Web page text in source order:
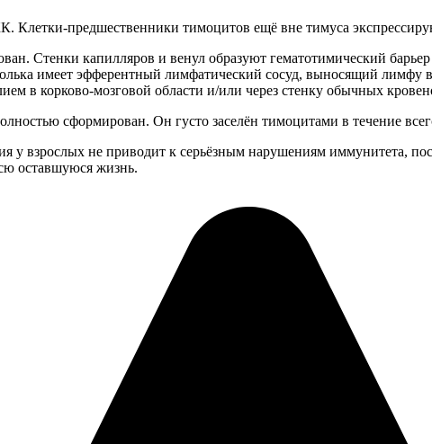
Клетки-предшественники тимоцитов ещё вне тимуса
Стенки капилляров и венул образуют гематотимический
имеет эфферентный лимфатический сосуд, выносящий лимфу
в корково-мозговой области и/или через стенку обычных
сформирован. Он густо заселён тимоцитами в течение
у взрослых не приводит к серьёзным нарушениям иммунитета,
оставшуюся жизнь.